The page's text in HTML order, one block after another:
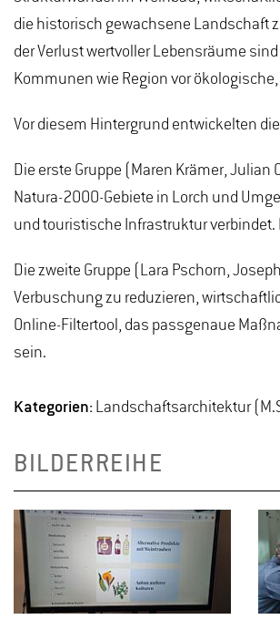
die historisch gewachsene Landschaft
der Verlust wertvoller Lebensräume
Kommunen wie Region vor
Vor diesem Hintergrund entwickelten
Die erste Gruppe (Maren Krämer,
Natura-2000-Gebiete in Lorch und
und touristische Infrastruktur verbindet.
Die zweite Gruppe (Lara Pschorn,
Verbuschung zu reduzieren,
Online-Filtertool, das passgenaue
sein.
Kategorien: Landschaftsarchitektur
BILDERREIHE